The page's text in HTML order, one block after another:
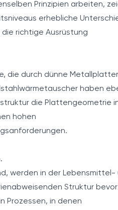
Prinzipien arbeiten,
erhebliche
richtige Ausrüstung
die durch dünne
haben
die Plattengeometrie
hohen
werden in der Lebensmittel-
Struktur
Prozessen, in denen